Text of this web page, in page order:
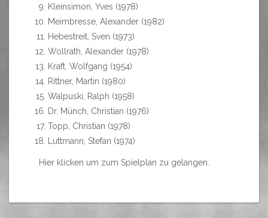
Kleinsimon, Yves (1978)
Meimbresse, Alexander (1982)
Hebestreit, Sven (1973)
Wollrath, Alexander (1978)
Kraft, Wolfgang (1954)
Rittner, Martin (1980)
Walpuski, Ralph (1958)
Dr. Münch, Christian (1976)
Topp, Christian (1978)
Luttmann, Stefan (1974)
Hier klicken um zum Spielplan zu gelangen.